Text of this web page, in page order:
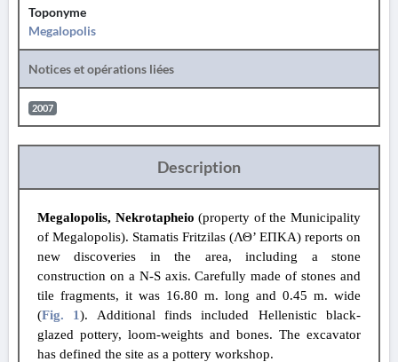
Toponyme
Megalopolis
Notices et opérations liées
2007
Description
Megalopolis, Nekrotapheio (property of the Municipality
of Megalopolis). Stamatis Fritzilas (ΛΘ’ ΕΠΚΑ) reports on
new discoveries in the area, including a stone
construction on a N-S axis. Carefully made of stones and
tile fragments, it was 16.80 m. long and 0.45 m. wide
(Fig. 1). Additional finds included Hellenistic black-
glazed pottery, loom-weights and bones. The excavator
has defined the site as a pottery workshop.